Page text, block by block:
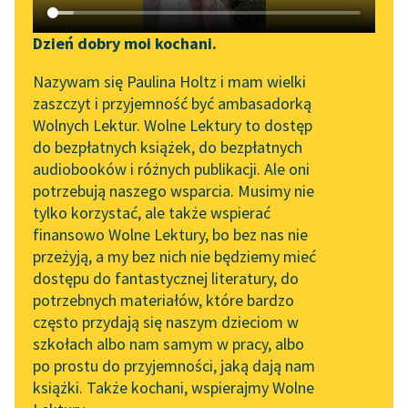
Katalog DAISY
Podkasty o książkach
Zgłoś brak utworu
Aktualności
„Prokurator Alicja Horn”
do słuchania
Byliśmy częścią AI Impact
Lab
Zapraszamy na spotkanie
online z tłumaczkami
literatury skandynawskiej
Spotkanie z Katarzyną
Tunkiel w Oslo
102. lata temu zmarł
Joseph Conrad
Narzędzia
Mapa Wolnych Lektur
Leśmianator
Przewodnik dla piszących i
czytających
API
OAI-PMH
Widget Wolnych Lektur
Przypisy
Dzień dobry moi kochani.
Nazywam się Paulina Holtz i mam wielki
zaszczyt i przyjemność być ambasadorką
Wolnych Lektur. Wolne Lektury to dostęp
do bezpłatnych książek, do bezpłatnych
audiobooków i różnych publikacji. Ale oni
potrzebują naszego wsparcia. Musimy nie
tylko korzystać, ale także wspierać
finansowo Wolne Lektury, bo bez nas nie
przeżyją, a my bez nich nie będziemy mieć
dostępu do fantastycznej literatury, do
potrzebnych materiałów, które bardzo
często przydają się naszym dzieciom w
szkołach albo nam samym w pracy, albo
po prostu do przyjemności, jaką dają nam
książki. Także kochani, wspierajmy Wolne
pobierz książkę
Spis treści:
AKT PIERWSZY
SCENA I
SCENA II
SCENA III
SCENA IV